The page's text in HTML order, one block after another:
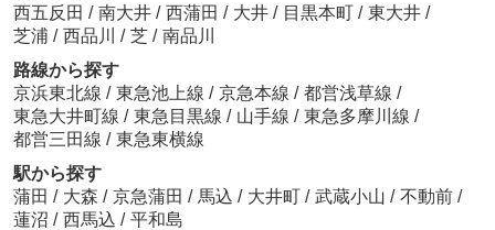
西五反田 / 南大井 / 西蒲田 / 大井 / 目黒本町 / 東大井 /
芝浦 / 西品川 / 芝 / 南品川
路線から探す
京浜東北線 / 東急池上線 / 京急本線 / 都営浅草線 /
東急大井町線 / 東急目黒線 / 山手線 / 東急多摩川線 /
都営三田線 / 東急東横線
駅から探す
蒲田 / 大森 / 京急蒲田 / 馬込 / 大井町 / 武蔵小山 / 不動前 /
蓮沼 / 西馬込 / 平和島